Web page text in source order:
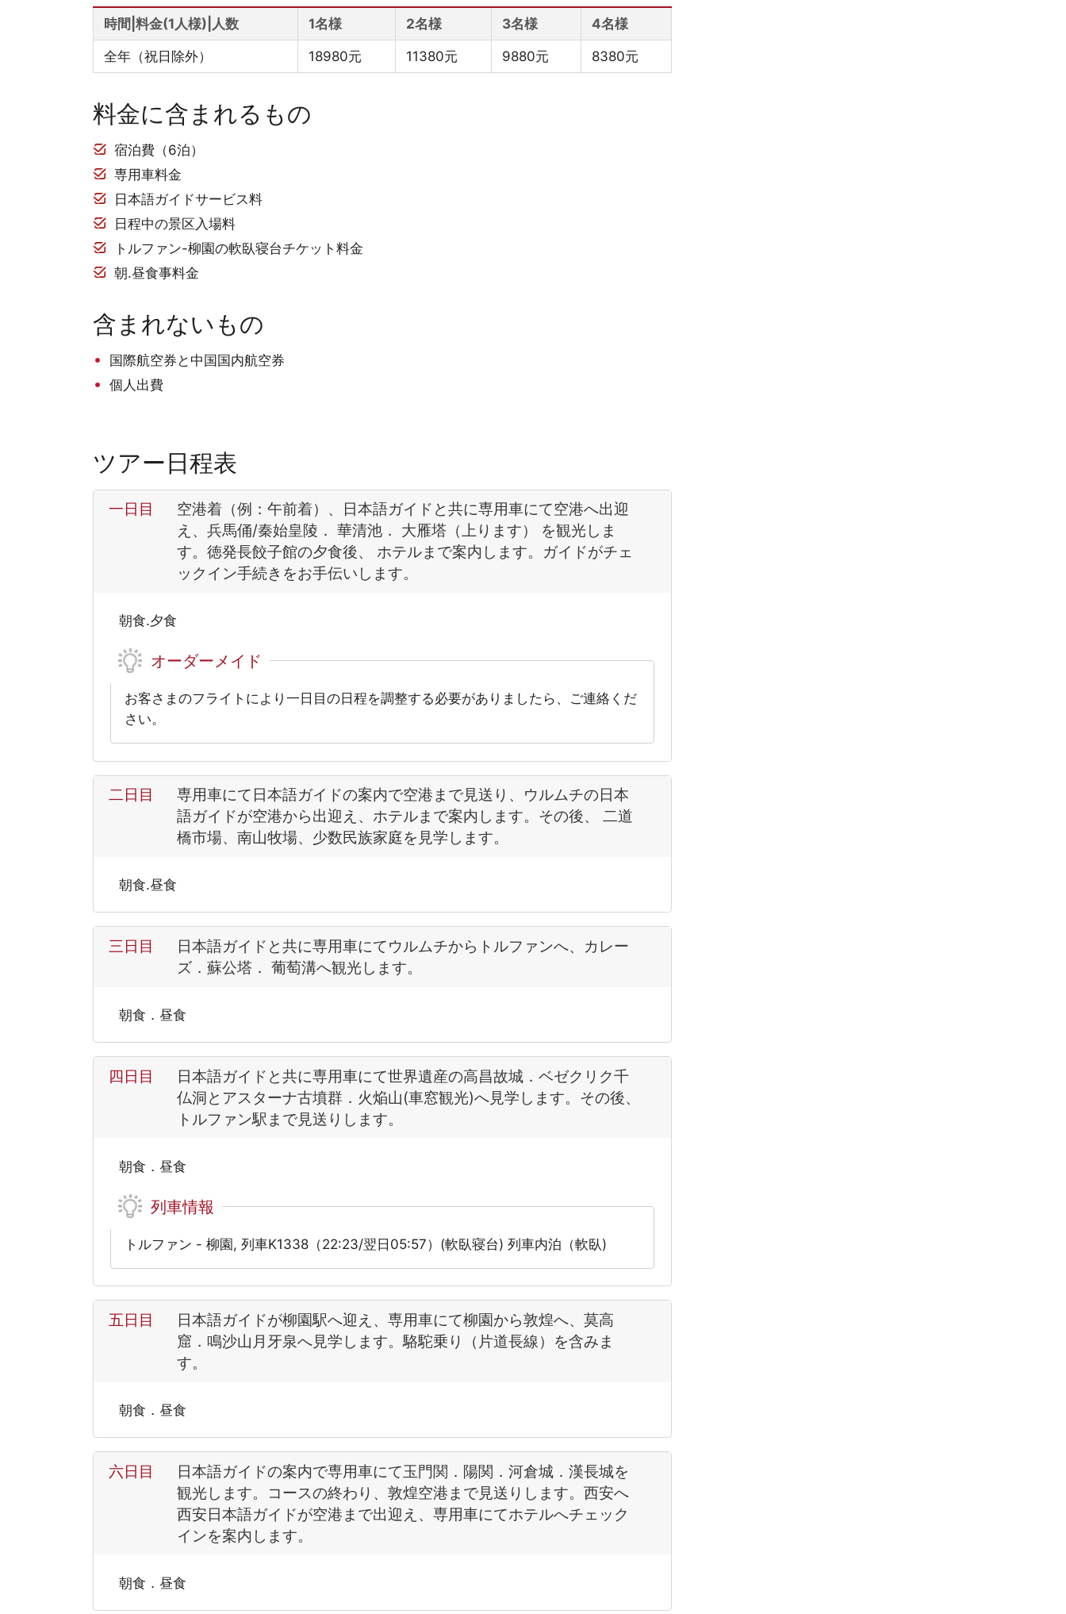
時間|料金(1人様)|人数 1名様 2名様 3名様 4名様
全年（祝日除外） 18980元 11380元 9880元 8380元
料金に含まれるもの
宿泊費（6泊）
専用車料金
日本語ガイドサービス料
日程中の景区入場料
トルファン-柳園の軟臥寝台チケット料金
朝.昼食事料金
含まれないもの
国際航空券と中国国内航空券
個人出費
ツアー日程表
一日目
空港着（例：午前着）、日本語ガイドと共に専用車にて空港へ出迎
え、兵馬俑/秦始皇陵． 華清池． 大雁塔（上ります） を観光しま
す。徳発長餃子館の夕食後、 ホテルまで案内します。ガイドがチェ
ックイン手続きをお手伝いします。
朝食.夕食
オーダーメイド
お客さまのフライトにより一日目の日程を調整する必要がありましたら、ご連絡くだ
さい。
二日目
専用車にて日本語ガイドの案内で空港まで見送り、ウルムチの日本
語ガイドが空港から出迎え、ホテルまで案内します。その後、 二道
橋市場、南山牧場、少数民族家庭を見学します。
朝食.昼食
三日目
日本語ガイドと共に専用車にてウルムチからトルファンへ、カレー
ズ．蘇公塔． 葡萄溝へ観光します。
朝食．昼食
四日目
日本語ガイドと共に専用車にて世界遺産の高昌故城．ベゼクリク千
仏洞とアスターナ古墳群．火焔山(車窓観光)へ見学します。その後、
トルファン駅まで見送りします。
朝食．昼食
列車情報
トルファン - 柳園, 列車K1338（22:23/翌日05:57）(軟臥寝台) 列車内泊（軟臥)
五日目
日本語ガイドが柳園駅へ迎え、専用車にて柳園から敦煌へ、莫高
窟．鳴沙山月牙泉へ見学します。駱駝乗り（片道長線）を含みま
す。
朝食．昼食
六日目
日本語ガイドの案内で専用車にて玉門関．陽関．河倉城．漢長城を
観光します。コースの終わり、敦煌空港まで見送りします。西安へ
西安日本語ガイドが空港まで出迎え、専用車にてホテルへチェック
インを案内します。
朝食．昼食